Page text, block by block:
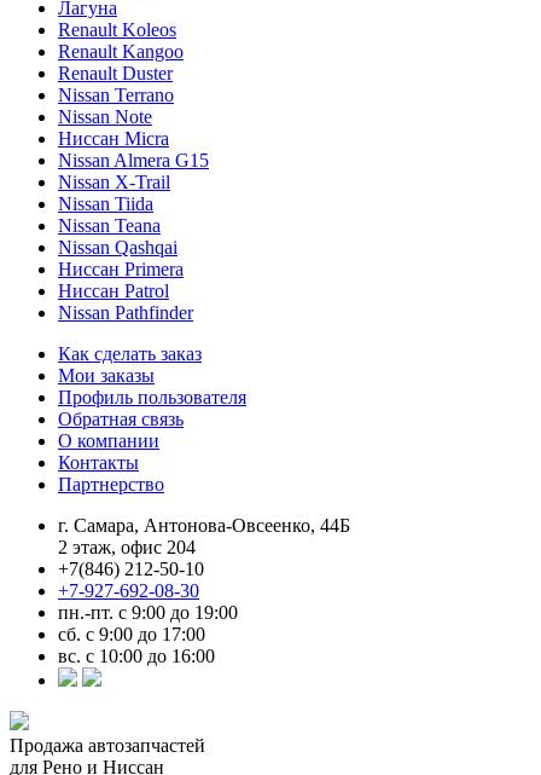
Лагуна
Renault Koleos
Renault Kangoo
Renault Duster
Nissan Terrano
Nissan Note
Ниссан Micra
Nissan Almera G15
Nissan X-Trail
Nissan Tiida
Nissan Teana
Nissan Qashqai
Ниссан Primera
Ниссан Patrol
Nissan Pathfinder
Как сделать заказ
Мои заказы
Профиль пользователя
Обратная связь
О компании
Контакты
Партнерство
г. Самара, Антонова-Овсеенко, 44Б
2 этаж, офис 204
+7(846) 212-50-10
+7-927-692-08-30
пн.-пт. с 9:00 до 19:00
сб. с 9:00 до 17:00
вс. с 10:00 до 16:00
Продажа автозапчастей
для Рено и Ниссан